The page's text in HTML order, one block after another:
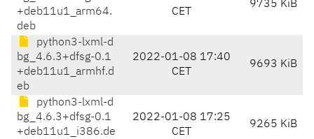
+deb11u1_arm64.
deb
CET
9735 KiB
python3-lxml-d
bg_4.6.3+dfsg-0.1
+deb11u1_armhf.d
eb
2022-01-08 17:40
CET
9693 KiB
python3-lxml-d
bg_4.6.3+dfsg-0.1
+deb11u1_i386.de
2022-01-08 17:25
CET
9265 KiB